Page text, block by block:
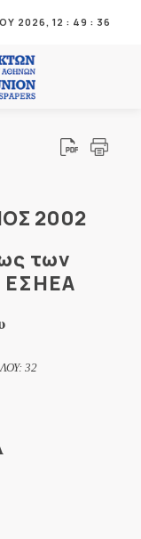
2026, 12 : 49 : 36
2002
των
ΕΣΗΕΑ
32